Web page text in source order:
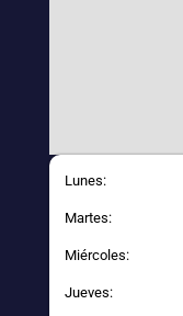
Lunes:
Martes:
Miércoles:
Jueves: